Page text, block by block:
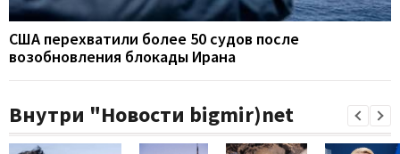
США перехватили более 50 судов после
возобновления блокады Ирана
Внутри "Новости bigmir)net